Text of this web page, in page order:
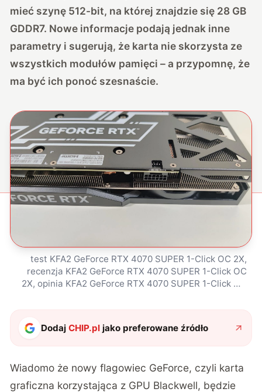
mieć szynę 512-bit, na której znajdzie się 28 GB
GDDR7. Nowe informacje podają jednak inne
parametry i sugerują, że karta nie skorzysta ze
wszystkich modułów pamięci – a przypomnę, że
ma być ich ponoć szesnaście.
test KFA2 GeForce RTX 4070 SUPER 1-Click OC 2X,
recenzja KFA2 GeForce RTX 4070 SUPER 1-Click OC
2X, opinia KFA2 GeForce RTX 4070 SUPER 1-Click OC
DodajCHIP.pl jako preferowane źródło
Wiadomo że nowy flagowiec GeForce, czyli karta
graficzna korzystająca z GPU Blackwell, będzie